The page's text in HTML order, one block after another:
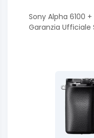
Sony Alpha 6100
Garanzia Ufficiale